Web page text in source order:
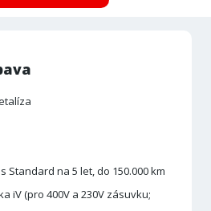
Standard na 5 let, do 150.000 km
iV (pro 400V a 230V zásuvku;